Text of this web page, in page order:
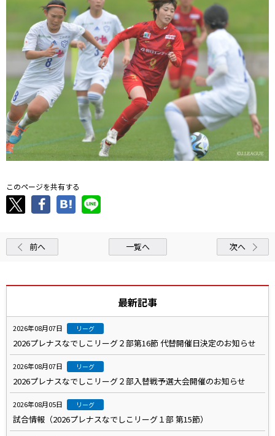
このページを共有する
前へ 一覧へ 次へ
最新記事
2026年08月07日 リーグ
2026プレナスなでしこリーグ２部第16節 代替開催日決定のお知らせ
2026年08月07日 リーグ
2026プレナスなでしこリーグ２部入替戦予選大会開催のお知らせ
2026年08月05日 リーグ
試合情報（2026プレナスなでしこリーグ１部 第15節）